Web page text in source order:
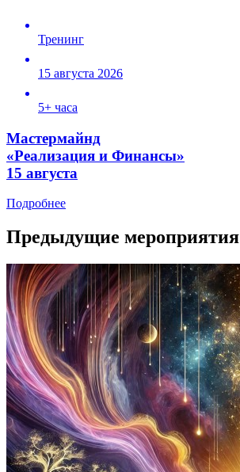
Тренинг
15 августа 2026
5+ часа
Мастермайнд
«Реализация и Финансы»
15 августа
Подробнее
Предыдущие мероприятия